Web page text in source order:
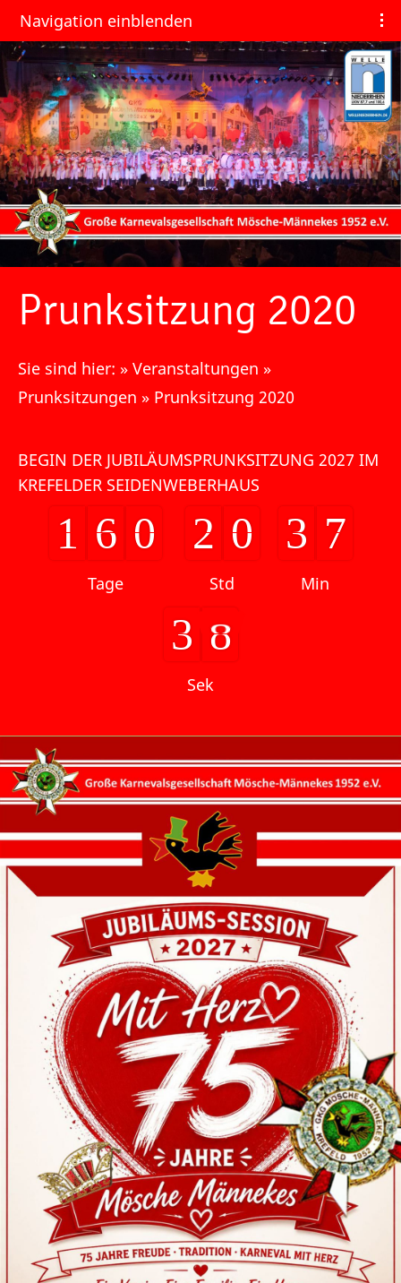
Navigation einblenden
Prunksitzung 2020
Sie sind hier: » Veranstaltungen »
Prunksitzungen » Prunksitzung 2020
BEGIN DER JUBILÄUMSPRUNKSITZUNG 2027 IM
KREFELDER SEIDENWEBERHAUS
1
1 6
6 0
0
Tage
2
2 0
0
Std
3
3 7
7
Min
3
3
4 6
7
Sek